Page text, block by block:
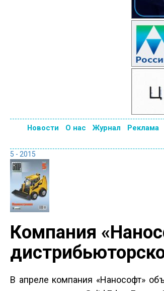
Новости О нас Журнал Реклама
5 - 2015
Компания
В апреле компания «Нанософт»